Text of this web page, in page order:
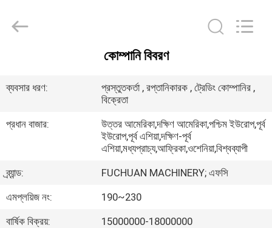
ভিআর
শো
and
Mechanical
কোম্পানি বিবরণ
ব্যবসার ধরণ:
প্রস্তুতকর্তা , রপ্তানিকারক , ট্রেডিং কোম্পানির ,
বিক্রেতা
প্রধান বাজার:
উত্তর আমেরিকা,দক্ষিণ আমেরিকা,পশ্চিম ইউরোপ,পূর্ব
ইউরোপ,পূর্ব এশিয়া,দক্ষিণ-পূর্ব
এশিয়া,মধ্যপ্রাচ্য,আফ্রিকা,ওশেনিয়া,বিশ্বব্যাপী
ব্র্যান্ড:
FUCHUAN MACHINERY; এফসি
এমপ্লয়িজ নং:
190~230
বার্ষিক বিক্রয়:
15000000-18000000